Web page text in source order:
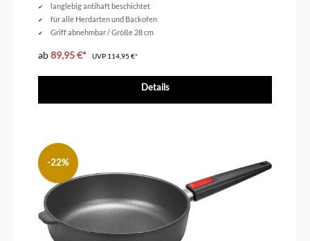
langlebig antihaft beschichtet
für alle Herdarten und Backofen
Griff abnehmbar / Größe 28 cm
ab89,95 €* UVP 114,95 €*
Details
-22%